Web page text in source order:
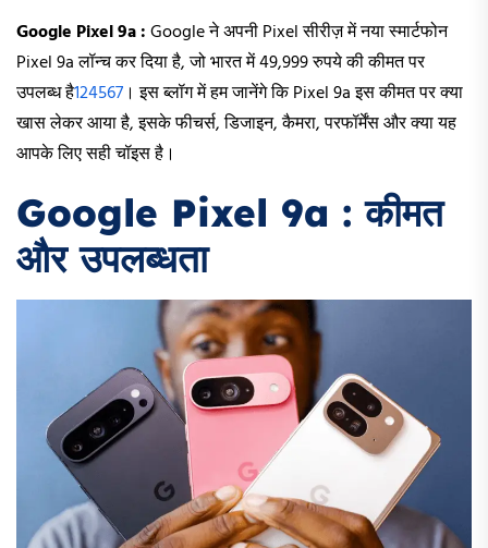
Google Pixel 9a :Google ने अपनी Pixel सीरीज़ में नया स्मार्टफोन
Pixel 9a लॉन्च कर दिया है, जो भारत में 49,999 रुपये की कीमत पर
उपलब्ध है124567 । इस ब्लॉग में हम जानेंगे कि Pixel 9a इस कीमत पर क्या
खास लेकर आया है, इसके फीचर्स, डिजाइन, कैमरा, परफॉर्मेंस और क्या यह
आपके लिए सही चॉइस है।
Google Pixel 9a : कीमत
और उपलब्धता